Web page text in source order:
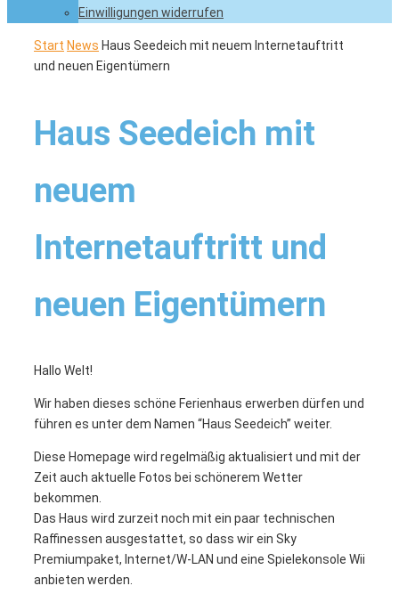
Einwilligungen widerrufen
Start News Haus Seedeich mit neuem Internetauftritt
und neuen Eigentümern
Haus Seedeich mit
neuem
Internetauftritt und
neuen Eigentümern
Hallo Welt!
Wir haben dieses schöne Ferienhaus erwerben dürfen und
führen es unter dem Namen “Haus Seedeich” weiter.
Diese Homepage wird regelmäßig aktualisiert und mit der
Zeit auch aktuelle Fotos bei schönerem Wetter
bekommen.
Das Haus wird zurzeit noch mit ein paar technischen
Raffinessen ausgestattet, so dass wir ein Sky
Premiumpaket, Internet/W-LAN und eine Spielekonsole Wii
anbieten werden.